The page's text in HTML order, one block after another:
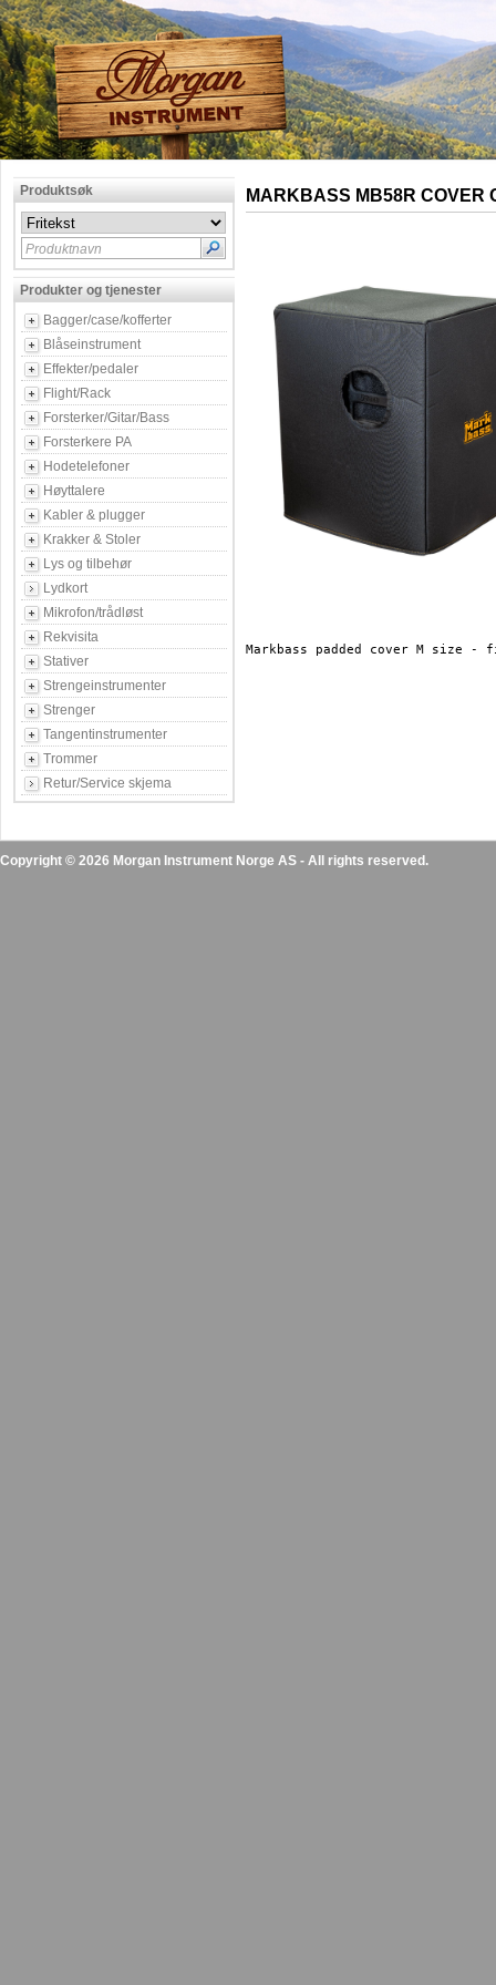
Produktsøk
Produktnavn
Produkter og tjenester
Bagger/case/kofferter
Blåseinstrument
Effekter/pedaler
Flight/Rack
Forsterker/Gitar/Bass
Forsterkere PA
Hodetelefoner
Høyttalere
Kabler & plugger
Krakker & Stoler
Lys og tilbehør
Lydkort
Mikrofon/trådløst
Rekvisita
Stativer
Strengeinstrumenter
Strenger
Tangentinstrumenter
Trommer
Retur/Service skjema
MARKBASS MB58R COVER
Markbass padded cover M size -
Copyright © 2026 Morgan Instrument Norge AS - All rights reserved.